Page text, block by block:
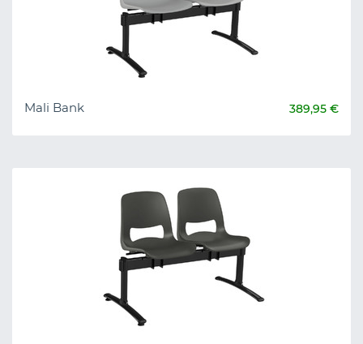
Mali Bank 389,95 €